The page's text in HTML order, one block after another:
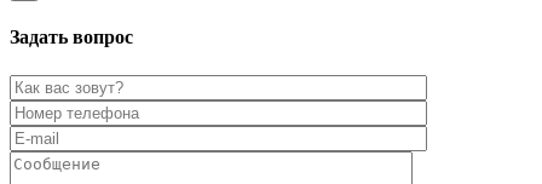
Задать вопрос